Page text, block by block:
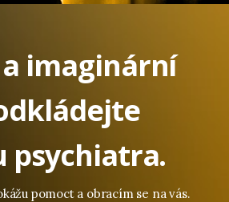
imaginární
psychiatra.
pomoct a obracím se na vás.